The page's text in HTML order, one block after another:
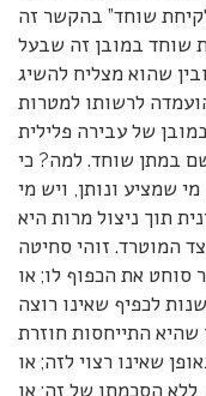
שוחד” בהקשר זה
שוחד במובן זה שבעל
שהוא מצליח להשיג
לרשותו למטרות
של עבירה פלילית
במתן שוחד. למה? כי
שמציע ונותן, ויש מי
תוך ניצול מרות היא
המוטרד. זוהי סחיטה
סוחט את הכפוף לו; או
לכפיף שאינו רוצה
שהיא התייחסות חוזרת
שאינו רצוי לזה; או
ללא הסכמתו של זה; או